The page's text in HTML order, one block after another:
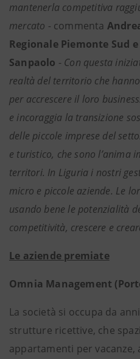
mantenerla competitiva
mercato - commenta
Regionale Piemonte Sud
Sanpaolo - Con questa
realtà del territorio che
per accrescere il loro
e incoraggia la transizione
delle piccole imprese del
e turistico, che sono l’anima
territori. In Liguria i nostri
micro e piccole aziende. Le
usando bene le potenzialità
competitività, crescere e
Le aziende premiate
Omnia Management
La società si occupa da
strutture ricettive, che
appartamenti per vacanze,